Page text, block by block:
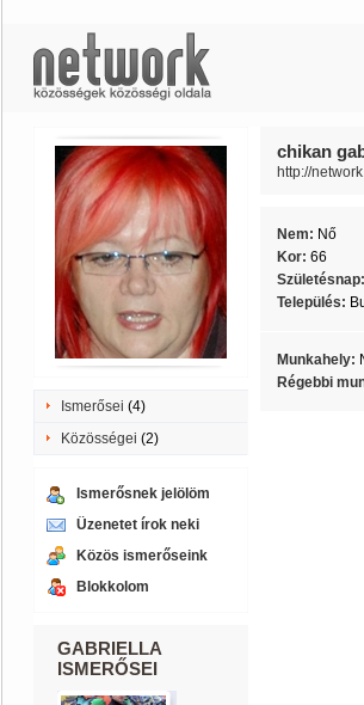
Ismerősei (4)
Közösségei (2)
Ismerősnek jelölöm
Üzenetet írok neki
Közös ismerőseink
Blokkolom
GABRIELLA
ISMERŐSEI
chikan
http://
Nem: Nő
Kor: 66
Születésnap:
Település:
Munkahely:
Régebbi